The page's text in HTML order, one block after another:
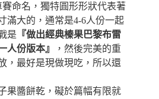
賽命名，獨特圓形形狀代表著
滿大的，通常是4-6人份一起
是 『做出經典榛果巴黎布雷
人份版本』
，然後完美的重
，最好是現做現吃，所以還
果醬餅乾，礙於篇幅有限就